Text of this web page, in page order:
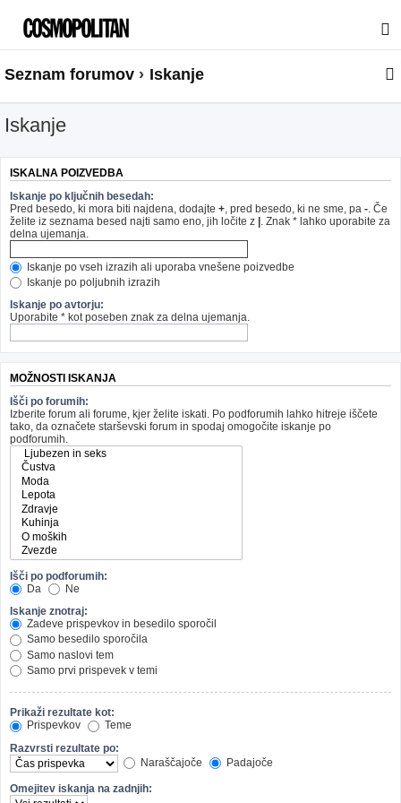
Seznam forumov Iskanje
Iskanje
ISKALNA POIZVEDBA
Iskanje po ključnih besedah:
Pred besedo, ki mora biti najdena, dodajte + , pred besedo, ki ne sme, pa - . Če
želite iz seznama besed najti samo eno, jih ločite z | . Znak * lahko uporabite za
delna ujemanja.
Iskanje po vseh izrazih ali uporaba vnešene poizvedbe
Iskanje po poljubnih izrazih
Iskanje po avtorju:
Uporabite * kot poseben znak za delna ujemanja.
MOŽNOSTI ISKANJA
Išči po forumih:
Izberite forum ali forume, kjer želite iskati. Po podforumih lahko hitreje iščete
tako, da označete starševski forum in spodaj omogočite iskanje po
podforumih.
Išči po podforumih:
Da
Ne
Iskanje znotraj:
Zadeve prispevkov in besedilo sporočil
Samo besedilo sporočila
Samo naslovi tem
Samo prvi prispevek v temi
Prikaži rezultate kot:
Prispevkov
Teme
Razvrsti rezultate po:
Naraščajoče
Padajoče
Omejitev iskanja na zadnjih: